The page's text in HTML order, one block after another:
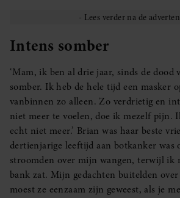
Intens somber
‘Mam, ik ben al drie jaar, sinds de dood
somber. Ik heb de hele tijd een masker
vanbinnen zo alleen. Zo verdrietig en
niet meer te voelen, doe ik mezelf pijn.
echt niet meer.’ Brian was haar beste
dertienjarige leeftijd aan botkanker was
stroomden over mijn wangen, terwijl ik
bank zat. Mijn gedachten buitelden
moest ze eenzaam zijn geweest, als je